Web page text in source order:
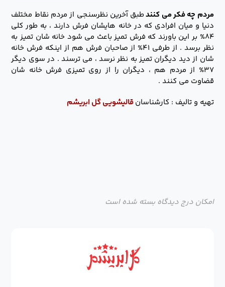
مردم چه فکر می کنندطبق آخرین نظرسنجی از مردم نقاط مختلف
دنیا و میان افرادی که در خانه هایشان فرش دارند ، به طور کلی
۸۴% بر این باورند که فرش تمیز باعث می شود خانه شان تمیز به
نظر برسد . از طرفی ۴۱% از صاحبان فرش هم از اینکه فرش خانه
شان از دید دیگران تمیز به نظر نرسد ، می ترسند . در سوی دیگر
۳۷% از مردم هم ، دیگران را از روی تمیزی فرش خانه شان
قضاوت می کنند .
تهیه و تالیف : کارشناسانقالیشویی گل ابریشم
امکان درج دیدگاه بسته شده است